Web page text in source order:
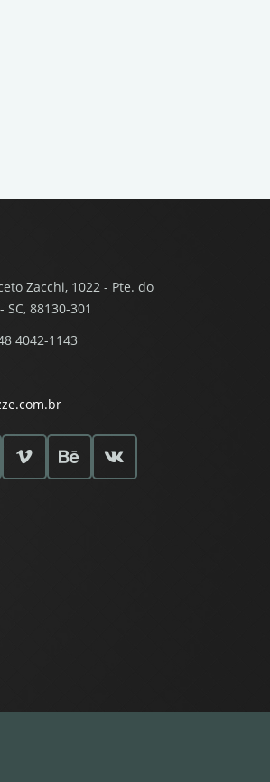
Zacchi, 1022 - Pte. do
88130-301
4042-1143